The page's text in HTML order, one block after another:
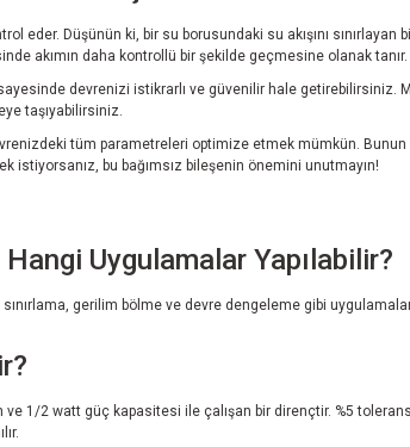
Düşünün ki, bir su borusundaki su akışını sınırlayan
akımın daha kontrollü bir şekilde geçmesine olanak
devrenizi istikrarlı ve güvenilir hale getirebilirsiniz.
taşıyabilirsiniz.
tüm parametreleri optimize etmek mümkün. Bunun
istiyorsanız, bu bağımsız bileşenin önemini unutmayın!
Uygulamalar Yapılabilir?
gerilim bölme ve devre dengeleme gibi
1/2 watt güç kapasitesi ile çalışan bir dirençtir. %5